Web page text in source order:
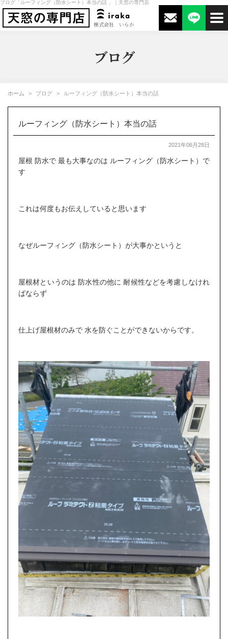
ブログ「ルーフィング（防水シート）本当の話 」｜天窓の専門店
株式会社 いらか
ブログ
ホーム ブログ ルーフィング（防水シート）本当の話
ルーフィング（防水シート）本当の話
2021年06月28日
屋根 防水で 最も大事なのは ルーフィング（防水シート）で
す
これは何度もお伝えしていると思います
なぜルーフィング（防水シート）が大事かというと
屋根材というのは 防水性の他に 耐候性などを考慮しなけれ
ばならず
仕上げ屋根材のみで 水を防ぐことができないからです。